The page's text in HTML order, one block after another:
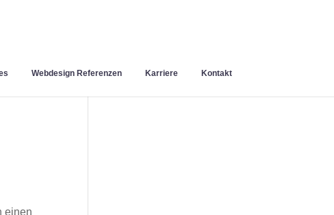
Webdesign Referenzen Karriere Kontakt
einen